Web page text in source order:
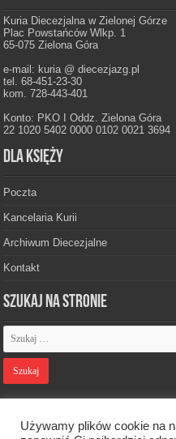
Kuria Diecezjalna w Zielonej Górze
Plac Powstańców Wlkp. 1
65-075 Zielona Góra
e-mail: kuria @ diecezjazg.pl
tel. 68-451-23-30
kom. 728-443-401
Konto: PKO I Oddz. Zielona Góra
22 1020 5402 0000 0102 0021 3694
Dla księży
Poczta
Kancelaria Kurii
Archiwum Diecezjalne
Kontakt
Szukaj na stronie
Używamy plików cookie na